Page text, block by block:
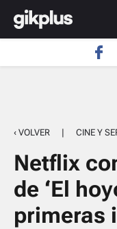
‹ VOLVER | CINE Y
Netflix
de ‘El
primeras